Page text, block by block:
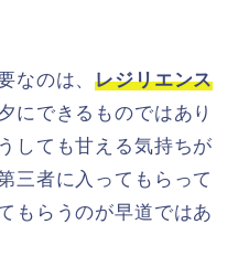
なのは、レジリエンス
にできるものではあり
しても甘える気持ちが
三者に入ってもらって
もらうのが早道ではあ